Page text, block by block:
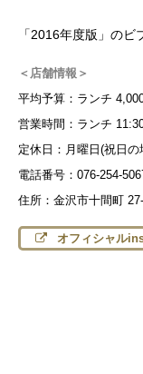
「2016年度版」の
＜店舗情報＞
平均予算：ランチ
営業時間：ランチ
定休日：月曜日(祝日の
電話番号：076-254-
住所：金沢市十間町
オフィシャル